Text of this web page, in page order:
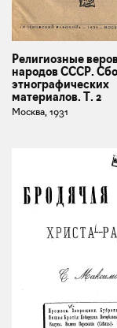
Религиозные
народов СССР.
этнографических
материалов. Т. 2
Москва, 1931